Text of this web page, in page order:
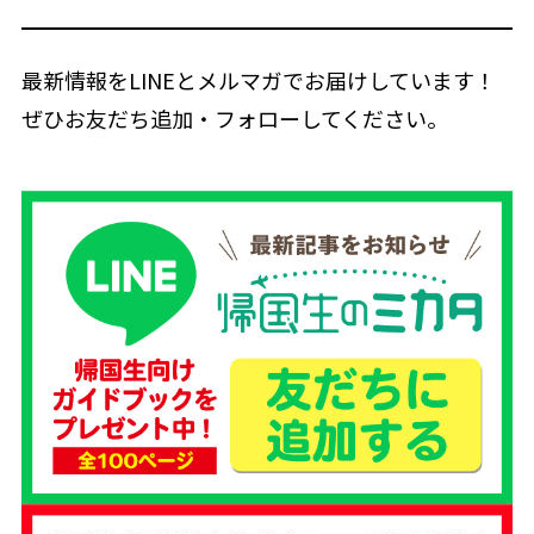
最新情報をLINEとメルマガでお届けしています！
ぜひお友だち追加・フォローしてください。